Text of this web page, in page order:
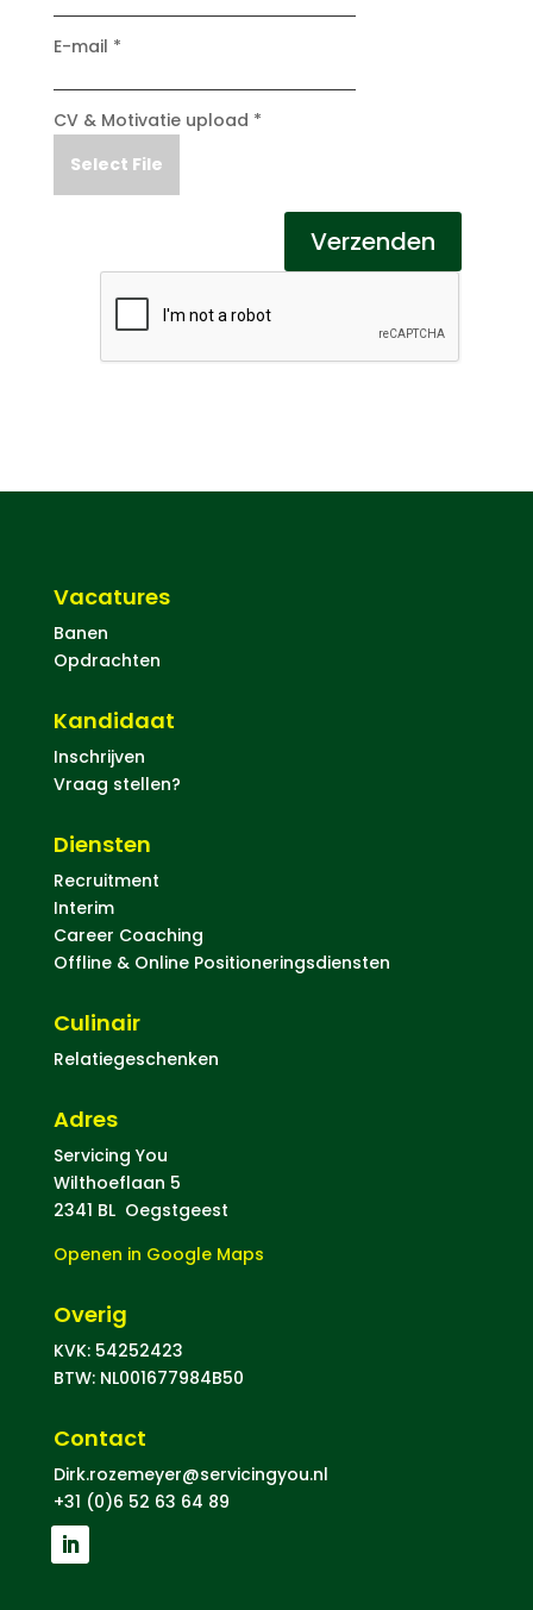
E-mail *
CV & Motivatie upload *
Select File
Verzenden
Vacatures
Banen
Opdrachten
Kandidaat
Inschrijven
Vraag stellen?
Diensten
Recruitment
Interim
Career Coaching
Offline & Online Positioneringsdiensten
Culinair
Relatiegeschenken
Adres
Servicing You
Wilthoeflaan 5
2341 BL Oegstgeest
Openen in Google Maps
Overig
KVK: 54252423
BTW: NL001677984B50
Contact
Dirk.rozemeyer@servicingyou.nl
+31 (0)6 52 63 64 89